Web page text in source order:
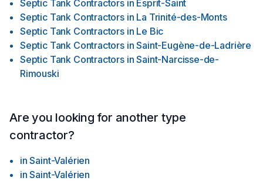
Septic Tank Contractors in Esprit-Saint
Septic Tank Contractors in La Trinité-des-Monts
Septic Tank Contractors in Le Bic
Septic Tank Contractors in Saint-Eugène-de-Ladrière
Septic Tank Contractors in Saint-Narcisse-de-
Rimouski
Are you looking for another type
contractor?
in Saint-Valérien
in Saint-Valérien